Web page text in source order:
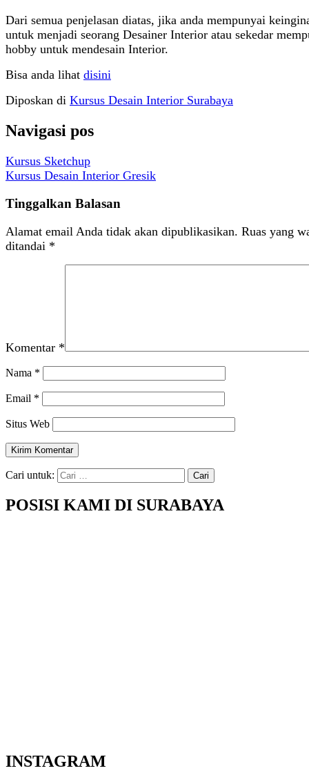
Dari semua penjelasan diatas, jika anda mempunyai
untuk menjadi seorang Desainer Interior atau sekedar
hobby untuk mendesain Interior.
Bisa anda lihat disini
Diposkan di Kursus Desain Interior Surabaya
Navigasi pos
Kursus Sketchup
Kursus Desain Interior Gresik
Tinggalkan Balasan
Alamat email Anda tidak akan dipublikasikan. Ruas yang
ditandai *
Komentar *
Nama *
Email *
Situs Web
Cari untuk:
POSISI KAMI DI SURABAYA
INSTAGRAM